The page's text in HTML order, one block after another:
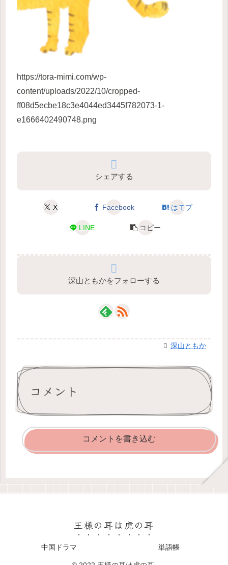
https://tora-mimi.com/wp-
content/uploads/2022/10/cropped-
ff08d5ecbe18c3e4044ed3445f782073-1-
e1666402490748.png
シェアする
X Facebook はてブ
LINE コピー
深山ともかをフォローする
深山ともか
コメント
コメントを書き込む
王様の耳は虎の耳
中国ドラマ 単語帳